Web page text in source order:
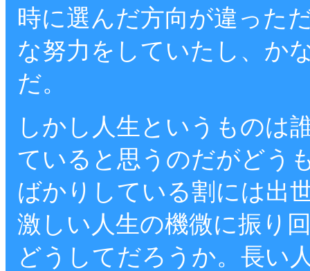
時に選んだ方向が違った
な努力をしていたし、か
だ。
しかし人生というものは
ていると思うのだがどう
ばかりしている割には出
激しい人生の機微に振り
どうしてだろうか。長い